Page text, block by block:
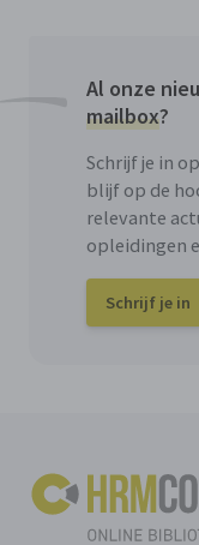
Al onze
mailbox?
Schrijf je in
blijf op de
relevante
opleidingen
Schrijf je in